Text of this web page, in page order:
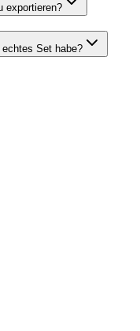
exportieren?
Set habe?